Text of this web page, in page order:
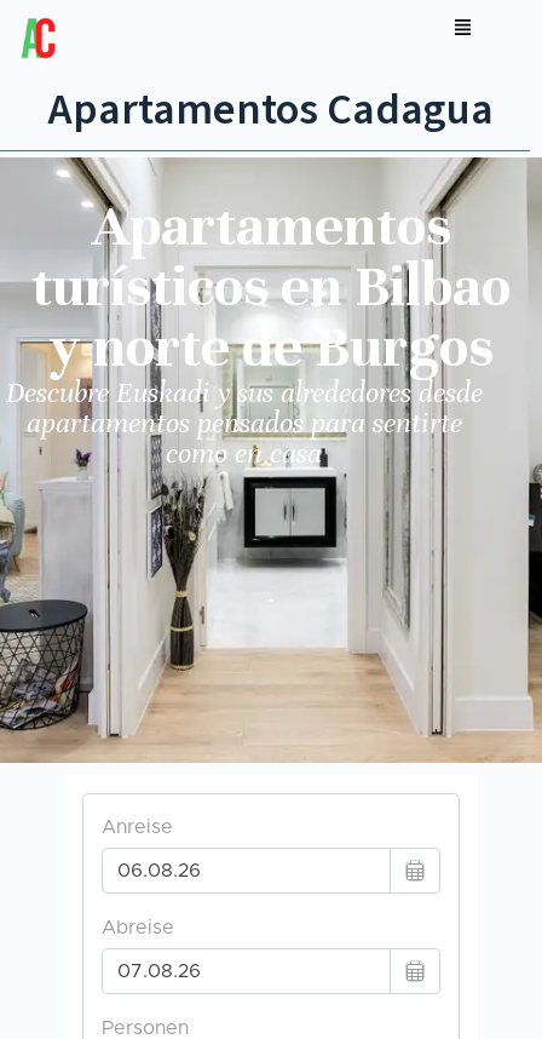
Apartamentos Cadagua
Apartamentos
turísticos en Bilbao
y norte de Burgos
Descubre Euskadi y sus alrededores desde
apartamentos pensados para sentirte
como en casa